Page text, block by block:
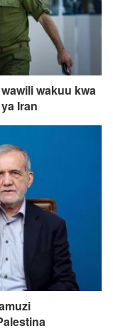
wakuu kwa
Iran